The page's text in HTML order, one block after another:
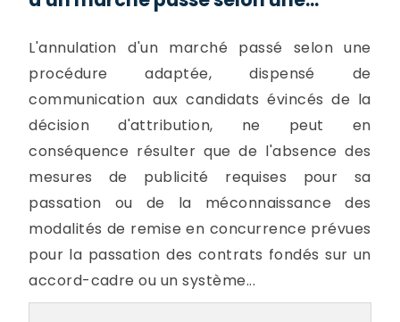
L'annulation d'un marché passé selon une
procédure adaptée, dispensé de
communication aux candidats évincés de la
décision d'attribution, ne peut en
conséquence résulter que de l'absence des
mesures de publicité requises pour sa
passation ou de la méconnaissance des
modalités de remise en concurrence prévues
pour la passation des contrats fondés sur un
accord-cadre ou un système...